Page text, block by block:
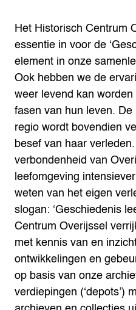
Het Historisch Centrum
essentie in voor de
element in onze
Ook hebben we de
weer levend kan
fasen van hun leven.
regio wordt bovendien
besef van haar
verbondenheid van
leefomgeving
weten van het eigen
slogan: ‘Geschiedenis
Centrum Overijssel
met kennis van en
ontwikkelingen en
op basis van onze
verdiepingen (‘depots’)